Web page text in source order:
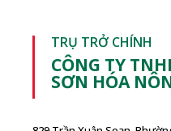
TRỤ TRỞ CHÍNH
CÔNG TY
SƠN HÓA